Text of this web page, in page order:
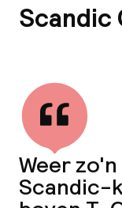
Scandic
Weer
Scandic-